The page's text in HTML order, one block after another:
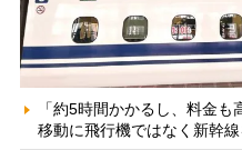
「約5時間かかるし、料金
移動に飛行機ではなく新幹